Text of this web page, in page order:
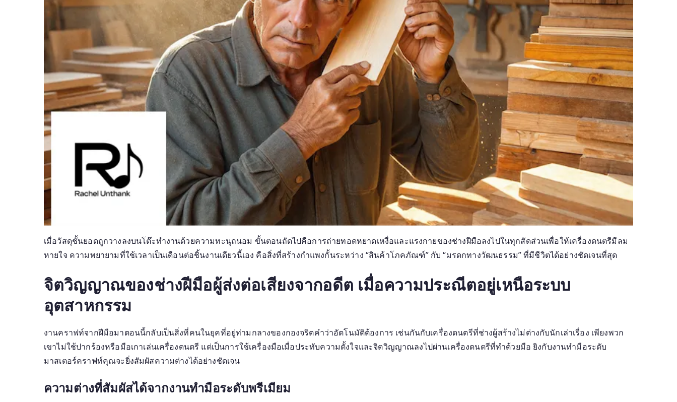
เมื่อวัสดุชั้นยอดถูกวางลงบนโต๊ะทำงานด้วยความทะนุถนอม ขั้นตอนถัดไปคือการถ่ายทอดหยาดเหงื่อและแรงกายของช่างฝีมือลงไปในทุกสัดส่วนเพื่อให้เครื่องดนตรีมีลม
หายใจ ความพยายามที่ใช้เวลาเป็นเดือนต่อชิ้นงานเดียวนี้เอง คือสิ่งที่สร้างกำแพงกั้นระหว่าง “สินค้าโภคภัณฑ์” กับ “มรดกทางวัฒนธรรม” ที่มีชีวิตได้อย่างชัดเจนที่สุด
จิตวิญญาณของช่างฝีมือผู้ส่งต่อเสียงจากอดีต เมื่อความประณีตอยู่เหนือระบบ
อุตสาหกรรม
งานคราฟท์จากฝีมือมาตอนนี้กลับเป็นสิ่งที่คนในยุคที่อยู่ท่ามกลางของกองจริตคำว่าอัตโนมัติต้องการ เช่นกันกับเครื่องดนตรีที่ช่างผู้สร้างไม่ต่างกับนักเล่าเรื่อง เพียงพวก
เขาไม่ใช้ปากร้องหรือมือเกาเล่นเครื่องดนตรี แต่เป็นการใช้เครื่องมือเมื่อประทับความตั้งใจและจิตวิญญาณลงไปผ่านเครื่องดนตรีที่ทำด้วยมือ ยิงกับงานทำมือระดับ
มาสเตอร์คราฟท์คุณจะยิ่งสัมผัสความต่างได้อย่างชัดเจน
ความต่างที่สัมผัสได้จากงานทำมือระดับพรีเมียม